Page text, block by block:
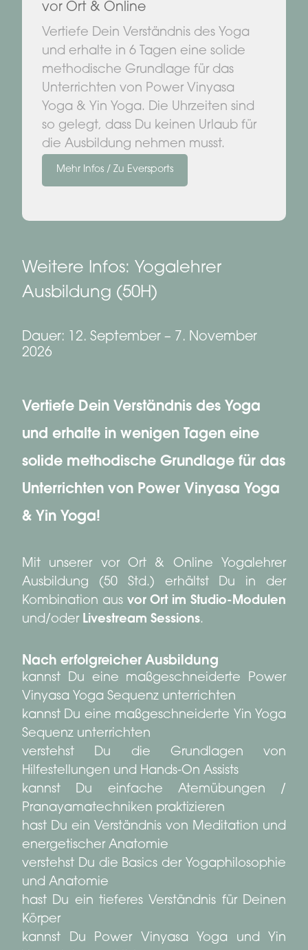
vor Ort & Online
Vertiefe Dein Verständnis des Yoga
und erhalte in 6 Tagen eine solide
methodische Grundlage für das
Unterrichten von Power Vinyasa
Yoga & Yin Yoga. Die Uhrzeiten sind
so gelegt, dass Du keinen Urlaub für
die Ausbildung nehmen musst.
Mehr Infos / Zu Eversports
Weitere Infos: Yogalehrer
Ausbildung (50H)
Dauer: 12. September – 7. November
2026
Vertiefe Dein Verständnis des Yoga
und erhalte in wenigen Tagen eine
solide methodische Grundlage für das
Unterrichten von Power Vinyasa Yoga
& Yin Yoga!
Mit unserer vor Ort & Online Yogalehrer
Ausbildung (50 Std.) erhältst Du in der
Kombination aus vor Ort im Studio-Modulen
und/oder Livestream Sessions.
Nach erfolgreicher Ausbildung
kannst Du eine maßgeschneiderte Power
Vinyasa Yoga Sequenz unterrichten
kannst Du eine maßgeschneiderte Yin Yoga
Sequenz unterrichten
verstehst Du die Grundlagen von
Hilfestellungen und Hands-On Assists
kannst Du einfache Atemübungen /
Pranayamatechniken praktizieren
hast Du ein Verständnis von Meditation und
energetischer Anatomie
verstehst Du die Basics der Yogaphilosophie
und Anatomie
hast Du ein tieferes Verständnis für Deinen
Körper
kannst Du Power Vinyasa Yoga und Yin